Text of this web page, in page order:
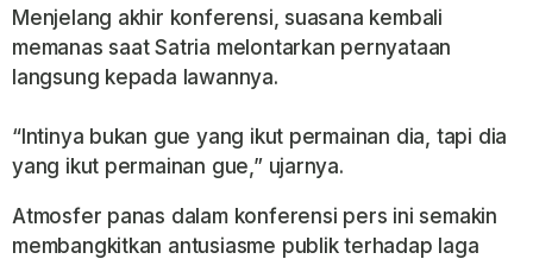
Menjelang akhir konferensi, suasana kembali
memanas saat Satria melontarkan pernyataan
langsung kepada lawannya.
“Intinya bukan gue yang ikut permainan dia, tapi dia
yang ikut permainan gue,” ujarnya.
Atmosfer panas dalam konferensi pers ini semakin
membangkitkan antusiasme publik terhadap laga